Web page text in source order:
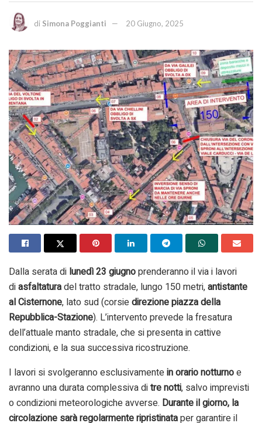
di Simona Poggianti 20 Giugno, 2025
Dalla serata di lunedì 23 giugnoprenderanno il via i lavori
diasfaltaturadel tratto stradale, lungo 150 metri,antistante
al Cisternone, lato sud (corsiedirezione piazza della
Repubblica-Stazione). L’intervento prevede la fresatura
dell’attuale manto stradale, che si presenta in cattive
condizioni, e la sua successiva ricostruzione.
I lavori si svolgeranno esclusivamentein orario notturnoe
avranno una durata complessiva ditre notti, salvo imprevisti
o condizioni meteorologiche avverse. Durante il giorno, la
circolazione sarà regolarmente ripristinataper garantire il